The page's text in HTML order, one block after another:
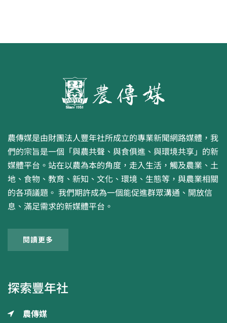
農傳媒是由財團法人豐年社所成立的專業新聞網路媒體，我
們的宗旨是一個「與農共聲、與食俱進、與環境共享」的新
媒體平台。站在以農為本的角度，走入生活，觸及農業、土
地、食物、教育、新知、文化、環境、生態等，與農業相關
的各項議題。 我們期許成為一個能促進群眾溝通、開放信
息、滿足需求的新媒體平台。
閱讀更多
探索豐年社
農傳媒